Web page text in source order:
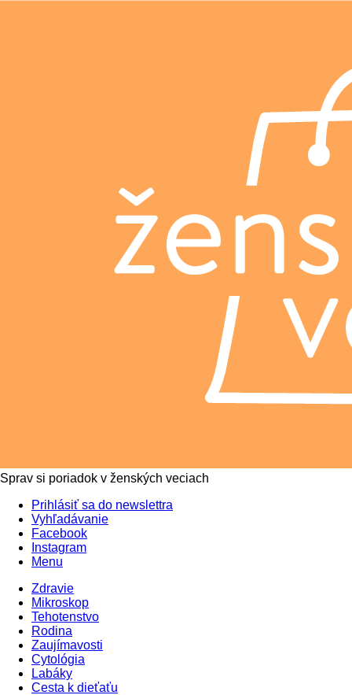
Sprav si poriadok v ženských veciach
Prihlásiť sa do newslettra
Vyhľadávanie
Facebook
Instagram
Menu
Zdravie
Mikroskop
Tehotenstvo
Rodina
Zaujímavosti
Cytológia
Labáky
Cesta k dieťaťu